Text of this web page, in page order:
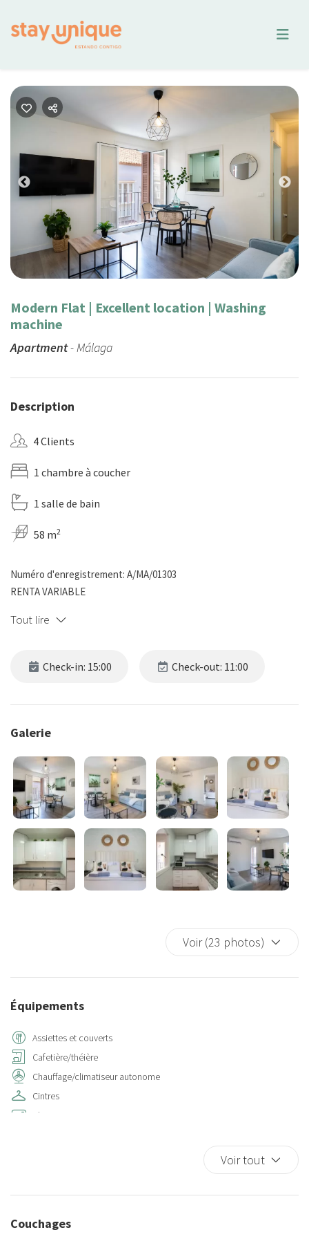
Modern Flat | Excellent location | Washing
machine
Apartment- Málaga
Description
4 Clients
1 chambre à coucher
1 salle de bain
58 m2
Numéro d'enregistrement: A/MA/01303
RENTA VARIABLE
Tout lire
Check-in: 15:00 Check-out: 11:00
Galerie
Voir (23 photos)
Équipements
Assiettes et couverts
Cafetière/théière
Chauffage/climatiseur autonome
Cintres
Climatisation
Frigo
Lave-linge
Voir tout
Couchages